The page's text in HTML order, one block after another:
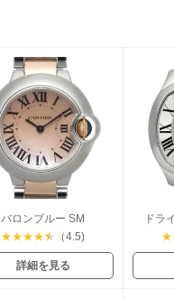
バロンブルー SM
★★★★★ （4.5)
詳細を見る
ドラ
★